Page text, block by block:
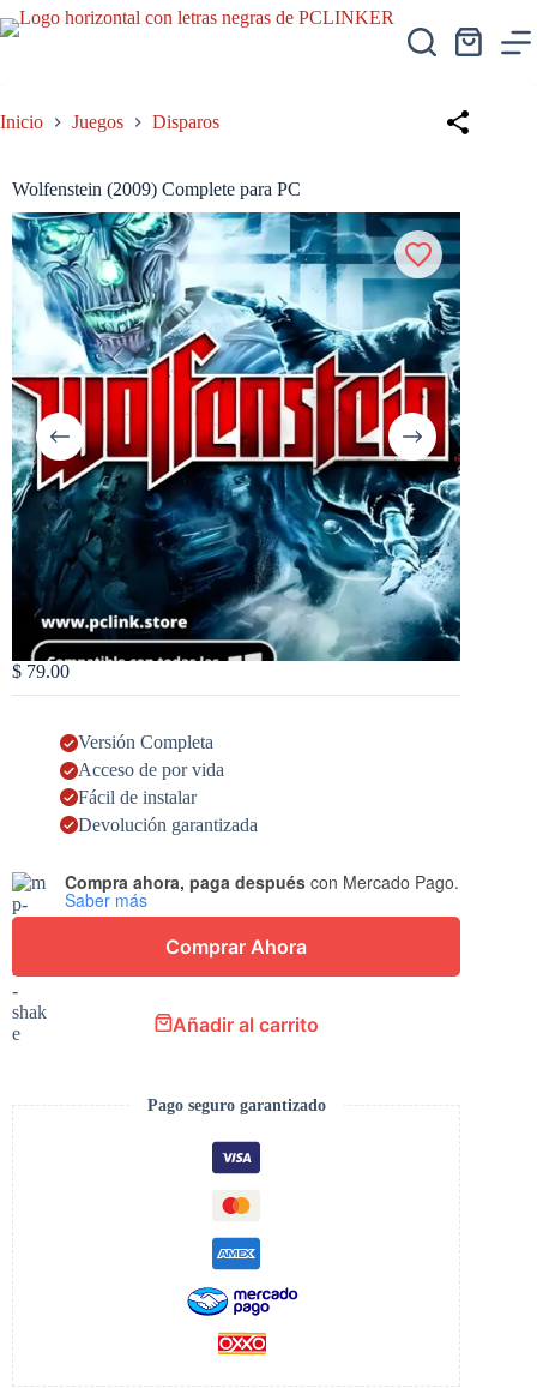
Saltar
al
Carro
Inicio
Juegos Disparos
Wolfenstein (2009) Complete para PC
$ 79.00
Versión Completa
Acceso de por vida
Fácil de instalar
Devolución garantizada
Compra ahora, paga después con Mercado Pago.
Saber más
Comprar Ahora
Añadir al carrito
Pago seguro garantizado